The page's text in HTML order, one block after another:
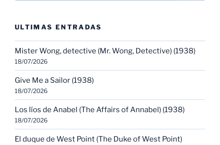
ULTIMAS ENTRADAS
Mister Wong, detective (Mr. Wong, Detective) (1938)
18/07/2026
Give Me a Sailor (1938)
18/07/2026
Los líos de Anabel (The Affairs of Annabel) (1938)
18/07/2026
El duque de West Point (The Duke of West Point)